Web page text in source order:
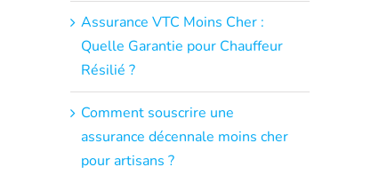
Assurance VTC Moins Cher :
Quelle Garantie pour Chauffeur
Résilié ?
Comment souscrire une
assurance décennale moins cher
pour artisans ?